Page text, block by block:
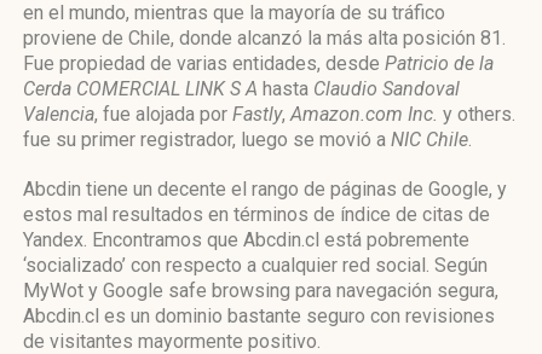
en el mundo, mientras que la mayoría de su tráfico
proviene de Chile, donde alcanzó la más alta posición 81.
Fue propiedad de varias entidades, desde Patricio de la
Cerda COMERCIAL LINK S A hasta Claudio Sandoval
Valencia, fue alojada por Fastly,Amazon.com Inc. y others.
fue su primer registrador, luego se movió a NIC Chile.
Abcdin tiene un decente el rango de páginas de Google, y
estos mal resultados en términos de índice de citas de
Yandex. Encontramos que Abcdin.cl está pobremente
‘socializado’ con respecto a cualquier red social. Según
MyWot y Google safe browsing para navegación segura,
Abcdin.cl es un dominio bastante seguro con revisiones
de visitantes mayormente positivo.